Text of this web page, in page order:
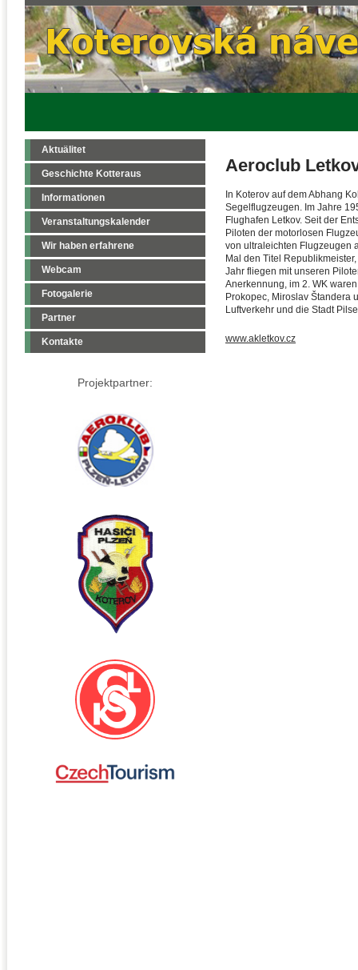
Aktuälitet
Geschichte Kotteraus
Informationen
Veranstaltungskalender
Wir haben erfahrene
Webcam
Fotogalerie
Partner
Kontakte
Projektpartner:
Aeroclub
In Koterov auf dem Abhang
Segelflugzeugen. Im Jahre
Flughafen Letkov. Seit der
Piloten der motorlosen
von ultraleichten Flugzeugen
Mal den Titel
Jahr fliegen mit unseren
Anerkennung, im 2. WK
Prokopec, Miroslav Štandera
Luftverkehr und die Stadt
www.akletkov.cz